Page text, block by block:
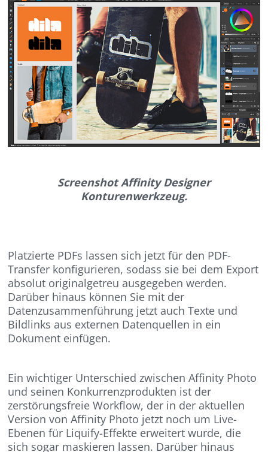
Screenshot Affinity Designer
Konturenwerkzeug.
Platzierte PDFs lassen sich jetzt für den PDF-
Transfer konfigurieren, sodass sie bei dem Export
absolut originalgetreu ausgegeben werden.
Darüber hinaus können Sie mit der
Datenzusammenführung jetzt auch Texte und
Bildlinks aus externen Datenquellen in ein
Dokument einfügen.
Ein wichtiger Unterschied zwischen Affinity Photo
und seinen Konkurrenzprodukten ist der
zerstörungsfreie Workflow, der in der aktuellen
Version von Affinity Photo jetzt noch um Live-
Ebenen für Liquify-Effekte erweitert wurde, die
sich sogar maskieren lassen. Darüber hinaus